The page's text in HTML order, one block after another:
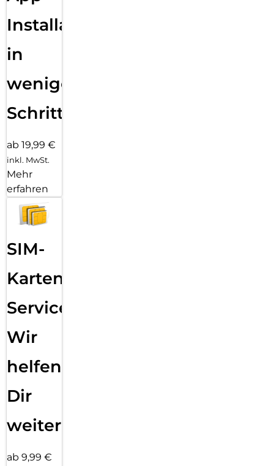
Konstruktion, sondern auch in einem attraktiven Preis.
und Schnellladetechnologie, die du von 4smarts gewohnt
bist. Ein perfekter Zeitpunkt, um in ein qualitativ
hochwertiges Ladegerät zu investieren, das sowohl deinen
Anforderungen als auch deinem Budget gerecht wird.
Installation
in
wenigen
Schritten
ab 19,99 €
inkl. MwSt.
Mehr
erfahren
SIM-
Karten
Service:
Wir
helfen
Dir
weiter
ab 9,99 €